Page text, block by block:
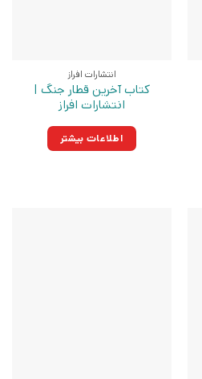
انتشارات افراز
کتاب آخرین قطار جنگ |
انتشارات افراز
اطلاعات بیشتر